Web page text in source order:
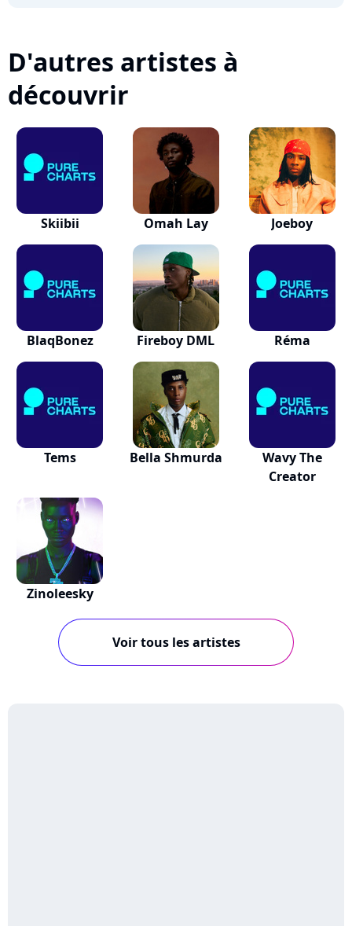
D'autres artistes à
découvrir
Skiibii Omah Lay Joeboy
BlaqBonez Fireboy DML Réma
Tems Bella Shmurda
Wavy The
Creator
Zinoleesky
Voir tous les artistes